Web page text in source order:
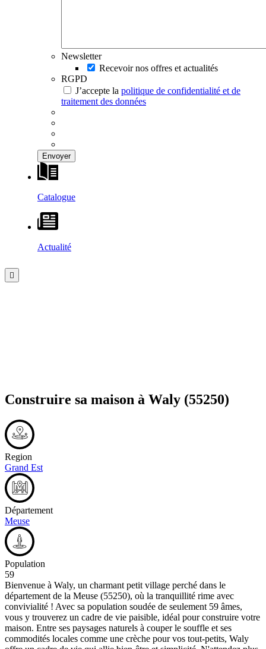
Newsletter
Recevoir nos offres et actualités
RGPD
J’accepte la politique de confidentialité et de
traitement des données
Catalogue
Actualité
Construire sa maison à Waly (55250)
Region
Grand Est
Département
Meuse
Population
59
Bienvenue à Waly, un charmant petit village perché dans le
département de la Meuse (55250), où la tranquillité rime avec
convivialité ! Avec sa population soudée de seulement 59 âmes,
vous y trouverez un cadre de vie paisible, idéal pour construire votre
maison. Entre ses paysages naturels à couper le souffle et ses
commodités locales comme une crèche pour vos tout-petits, Waly